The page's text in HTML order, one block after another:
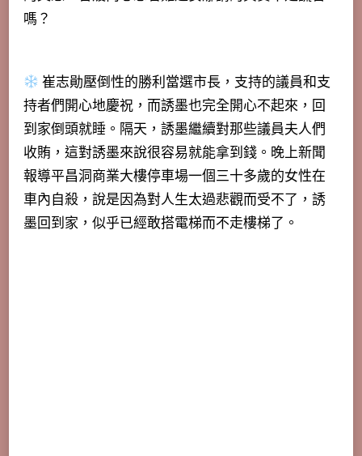
嗎？
崔志勛壓倒性的勝利當選市長，支持的議員和支
持者們開心地慶祝，而誘墨也完全開心不起來，回
到家倒頭就睡。隔天，誘墨繼續對那些議員夫人們
收賄，這對誘墨來說很容易就能拿到錢。 晚上新聞
報導平昌洞商業大樓停車場一個三十多歲的女性在
車內自殺，說是因為對人生太過悲觀而受不了，誘
墨回到家，似乎已經敢搭電梯而不走樓梯了 。